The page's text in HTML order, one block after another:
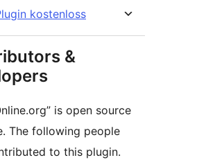
kostenloss
&
is open source
The following people
to this plugin.